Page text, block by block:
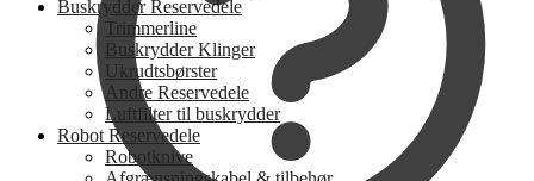
Buskrydder Reservedele
Trimmerline
Buskrydder Klinger
Ukrudtsbørster
Andre Reservedele
Luftfilter til buskrydder
Robot Reservedele
Robotknive